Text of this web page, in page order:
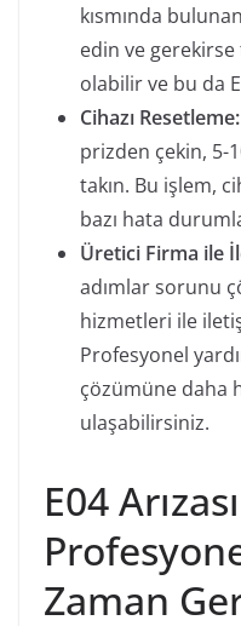
kısmında
edin ve gerekirse
olabilir ve bu da
Cihazı Resetleme:
prizden çekin, 5-
takın. Bu işlem,
bazı hata
Üretici Firma ile
adımlar sorunu
hizmetleri ile
Profesyonel
çözümüne daha
ulaşabilirsiniz.
E04
Zaman